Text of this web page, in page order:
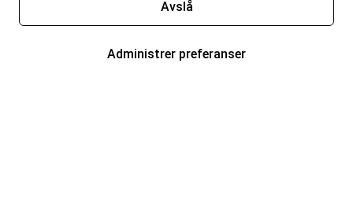
Avslå
Administrer preferanser